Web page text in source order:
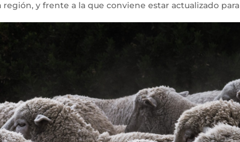
y frente a la que conviene estar actualizado para